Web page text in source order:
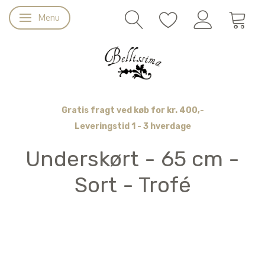
Skifte navigation
Menu
Gratis fragt ved køb for kr. 400,-
Leveringstid 1 - 3 hverdage
Underskørt - 65 cm -
Sort - Trofé